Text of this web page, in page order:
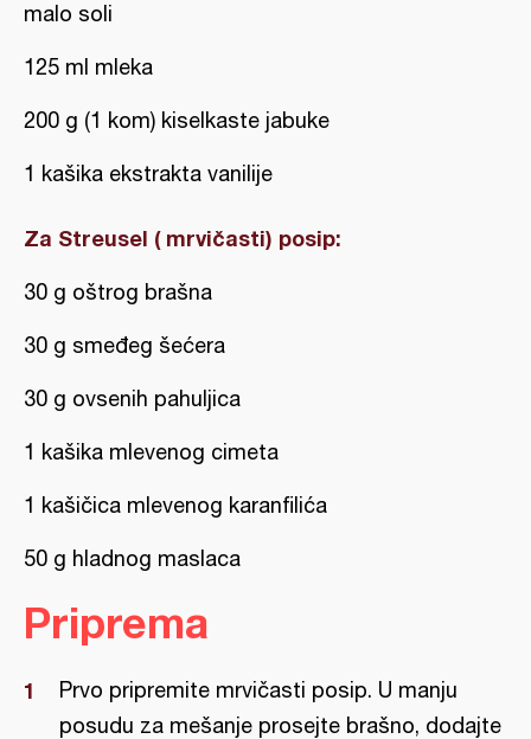
malo soli
125 ml mleka
200 g (1 kom) kiselkaste jabuke
1 kašika ekstrakta vanilije
Za Streusel ( mrvičasti) posip:
30 g oštrog brašna
30 g smeđeg šećera
30 g ovsenih pahuljica
1 kašika mlevenog cimeta
1 kašičica mlevenog karanfilića
50 g hladnog maslaca
Priprema
Prvo pripremite mrvičasti posip. U manju
posudu za mešanje prosejte brašno, dodajte